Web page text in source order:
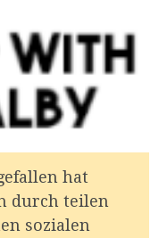
hat
durch teilen
sozialen